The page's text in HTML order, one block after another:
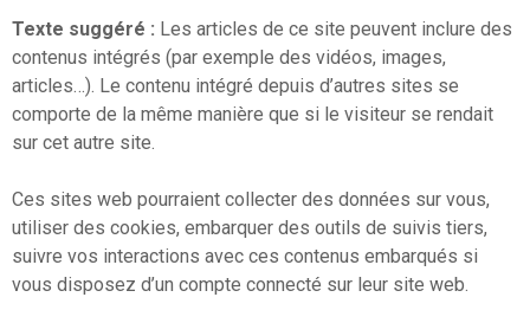
Texte suggéré : Les articles de ce site peuvent inclure des
contenus intégrés (par exemple des vidéos, images,
articles…). Le contenu intégré depuis d’autres sites se
comporte de la même manière que si le visiteur se rendait
sur cet autre site.
Ces sites web pourraient collecter des données sur vous,
utiliser des cookies, embarquer des outils de suivis tiers,
suivre vos interactions avec ces contenus embarqués si
vous disposez d’un compte connecté sur leur site web.